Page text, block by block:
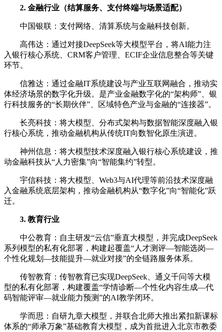
2. 金融行业（结算服务、支付终端与场景适配）
中国银联：支付网络、清算系统与金融科技创新。
高伟达：通过对接‌DeepSeek等大模型平台‌，将AI能力注
入银行核心系统、CRM客户管理、ECIF企业信息整合等关键
环节。
信雅达：通过金融IT系统建设与产业互联网融合，推动实
体经济场景的数字化升级。是产业金融数字化的“架构师”、银
行科技服务的“长期伙伴”、区域特色产业与金融的“连接器”。
长亮科技：将大模型、分布式架构与数据智能深度融入银
行核心系统，推动金融机构从传统IT向数智化原生演进。
神州信息：将大模型技术深度融入银行核心系统建设，推
动金融科技从“人力密集”向“智能集约”转型。
宇信科技：将大模型、Web3与AI代理等前沿技术深度融
入金融系统底层架构，推动金融机构从“数字化”向“智能化”跃
迁。
3. 教育行业
中公教育：自主研发“‌云信‌”垂直大模型，并完成DeepSeek
系列模型的私有化部署，构建起覆盖“‌人才测评—智能选岗—
个性化规划—技能提升—就业对接‌”的全链路服务体系。
传智教育：传智教育已实现‌DeepSeek、通义千问等大模
型的私有化部署‌，构建覆盖“‌学情诊断—个性化内容生成—代
码智能评审—就业能力预测‌”的AI教学闭环。
学而思：自研‌九章大模型‌，并联合北师大推出紧扣新课标
体系的“‌师承万象‌”基础教育大模型，成为首批进入北京市教委